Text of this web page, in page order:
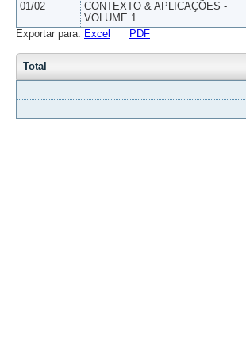
01/02
CONTEXTO & APLICAÇÕES -
VOLUME 1
Exportar para: Excel PDF
Total